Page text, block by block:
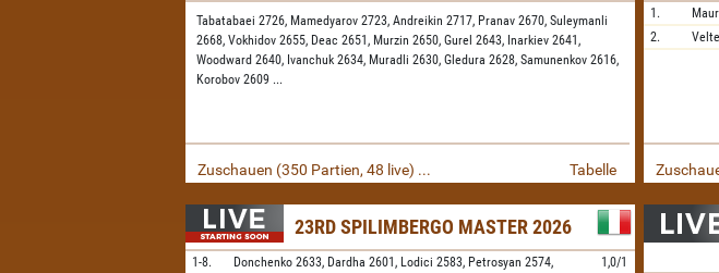
Tabatabaei 2726, Mamedyarov 2723,Andreikin 2717, Pranav 2670,Suleymanli
2668,Vokhidov 2655, Deac 2651, Murzin 2650,Gurel 2643, Inarkiev 2641,
Woodward 2640, Ivanchuk 2634, Muradli 2630,Gledura 2628,Samunenkov 2616,
Korobov 2609 ...
Zuschauen (350 Partien, 48 live) ... Tabelle
1.
2.
23RD SPILIMBERGO MASTER 2026
1-8. Donchenko 2633, Dardha 2601, Lodici 2583, Petrosyan 2574,
1,0/1